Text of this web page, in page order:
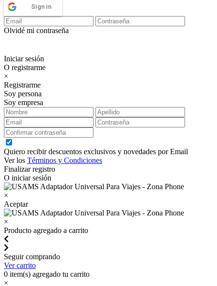
Sign in
Olvidé mi contraseña
Iniciar sesión
O registrarme
×
Registrarme
Soy persona
Soy empresa
Quiero recibir descuentos exclusivos y novedades por Email
Ver los Términos y Condiciones
Finalizar registro
O iniciar sesión
×
Aceptar
×
Producto agregado a carrito
Seguir comprando
Ver carrito
0 item(s) agregado tu carrito
×